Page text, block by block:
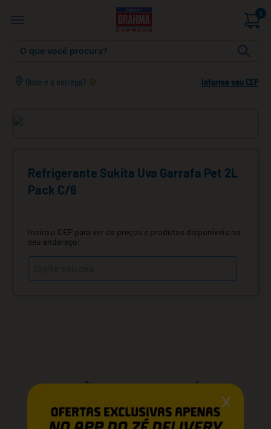
X
0
O que você procura?
Onde é a entrega? Informe seu CEP
Refrigerante Sukita Uva Garrafa Pet 2L
Pack C/6
Insira o CEP para ver os preços e produtos disponíveis no
seu endereço:
VOCÊ PODE GOSTAR TAMBÉM